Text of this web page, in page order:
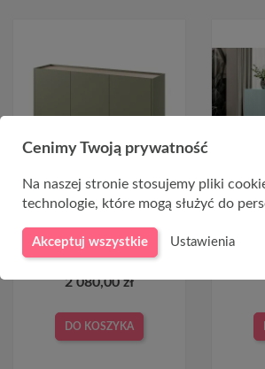
Komoda trzydrzwiowa z 2
170 cm - oliwka / dąb
nagano
2 080,00 zł
DO KOSZYKA
Cenimy Twoją prywatność
Na naszej stronie stosujemy pliki
technologie, które mogą służyć do
Akceptuj wszystkie Ustawienia